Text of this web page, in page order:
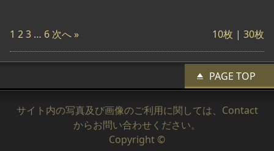
1 23 … 6 次へ » 10枚 | 30枚
PAGE TOP
サイト内の写真及び画像のご利用に関しては、 Contact
からお問い合わせください。
Copyright ©